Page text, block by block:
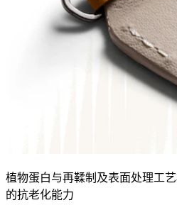
植物蛋白与再鞣制及表面处理工
的抗老化能力